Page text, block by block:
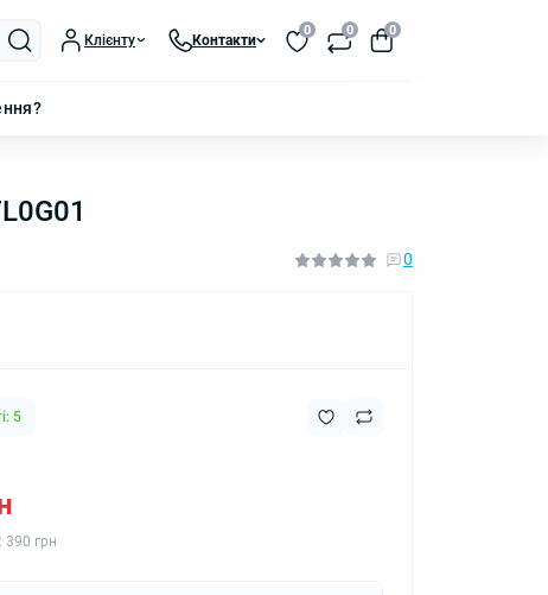
Клієнту Контакти
0 0 0
0
5
390 грн